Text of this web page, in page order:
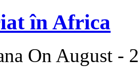
în Africa
On August -